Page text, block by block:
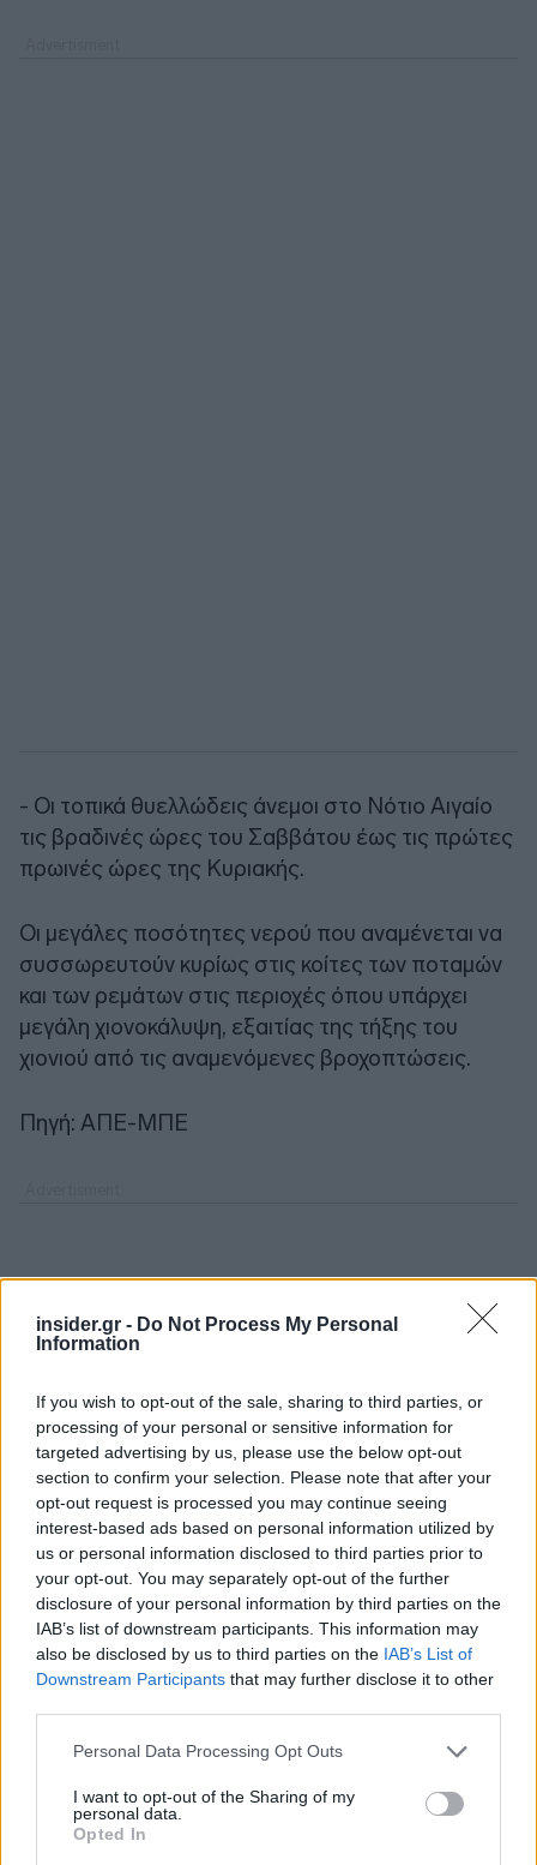
insider.gr - Do Not Process My Personal
Information
If you wish to opt-out of the sale, sharing to third parties, or
processing of your personal or sensitive information for
targeted advertising by us, please use the below opt-out
section to confirm your selection. Please note that after your
opt-out request is processed you may continue seeing
interest-based ads based on personal information utilized by
us or personal information disclosed to third parties prior to
your opt-out. You may separately opt-out of the further
disclosure of your personal information by third parties on the
IAB’s list of downstream participants. This information may
also be disclosed by us to third parties on the IAB’s List of
Downstream Participants that may further disclose it to other
Please note that this website/app uses one or more Google
not limited to your visit or usage behaviour. You may click to
grant or deny consent to Google and its third-party tags to
use your data for below specified purposes in below Google
Personal Data Processing Opt Outs
I want to opt-out of the Sharing of my
personal data.
Opted In
- Οι τοπικά θυελλώδεις άνεμοι στο Νότιο Αιγαίο
τις βραδινές ώρες του Σαββάτου έως τις πρώτες
πρωινές ώρες της Κυριακής.
Οι μεγάλες ποσότητες νερού που αναμένεται να
συσσωρευτούν κυρίως στις κοίτες των ποταμών
και των ρεμάτων στις περιοχές όπου υπάρχει
μεγάλη χιονοκάλυψη, εξαιτίας της τήξης του
χιονιού από τις αναμενόμενες βροχοπτώσεις.
Πηγή: ΑΠΕ-ΜΠΕ